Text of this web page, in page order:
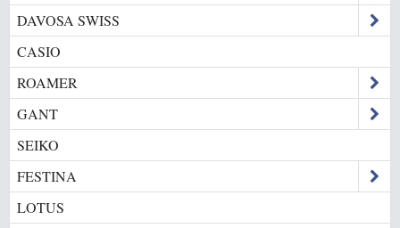
DAVOSA SWISS
CASIO
ROAMER
GANT
SEIKO
FESTINA
LOTUS